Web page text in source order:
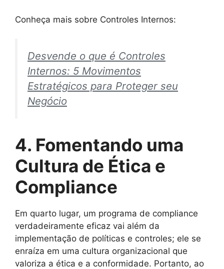
Conheça mais sobre Controles Internos:
Desvende o que é Controles
Internos: 5 Movimentos
Estratégicos para Proteger seu
Negócio
4. Fomentando uma
Cultura de Ética e
Compliance
Em quarto lugar, um programa de compliance
verdadeiramente eficaz vai além da
implementação de políticas e controles; ele se
enraíza em uma cultura organizacional que
valoriza a ética e a conformidade. Portanto, ao